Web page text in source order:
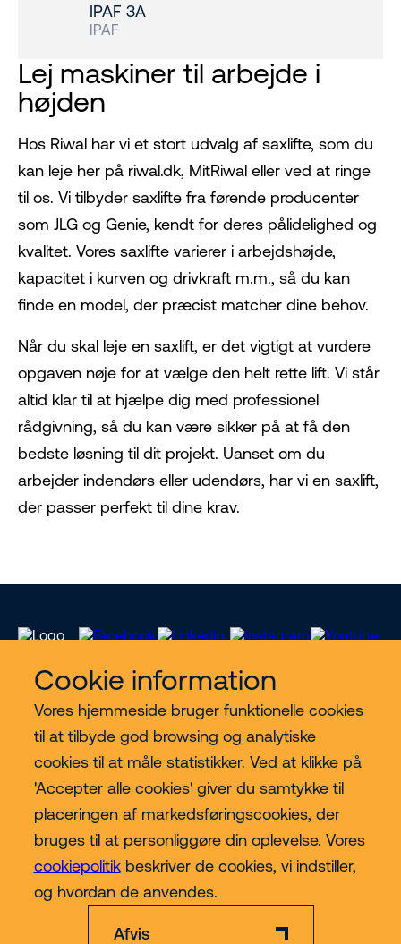
Cookie information
Vores hjemmeside bruger funktionelle cookies
til at tilbyde god browsing og analytiske
cookies til at måle statistikker. Ved at klikke på
'Accepter alle cookies' giver du samtykke til
placeringen af markedsføringscookies, der
bruges til at personliggøre din oplevelse. Vores
cookiepolitikbeskriver de cookies, vi indstiller,
og hvordan de anvendes.
Afvis
IPAF 3A
IPAF
Lej maskiner til arbejde i
højden
Hos Riwal har vi et stort udvalg af saxlifte, som du
kan leje her på riwal.dk, MitRiwal eller ved at ringe
til os. Vi tilbyder saxlifte fra førende producenter
som JLG og Genie, kendt for deres pålidelighed og
kvalitet. Vores saxlifte varierer i arbejdshøjde,
kapacitet i kurven og drivkraft m.m., så du kan
finde en model, der præcist matcher dine behov.
Når du skal leje en saxlift, er det vigtigt at vurdere
opgaven nøje for at vælge den helt rette lift. Vi står
altid klar til at hjælpe dig med professionel
rådgivning, så du kan være sikker på at få den
bedste løsning til dit projekt. Uanset om du
arbejder indendørs eller udendørs, har vi en saxlift,
der passer perfekt til dine krav.
Vores services
Lift kategorier
Contact
Mere